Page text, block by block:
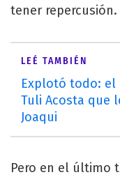
tener repercusión.
LEÉ TAMBIÉN
Explotó todo: el
Tuli Acosta que
Joaqui
Pero en el último